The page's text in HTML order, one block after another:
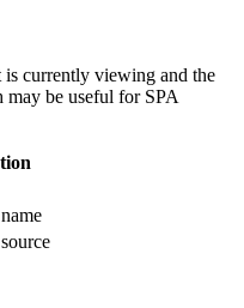
is currently viewing and the
be useful for SPA